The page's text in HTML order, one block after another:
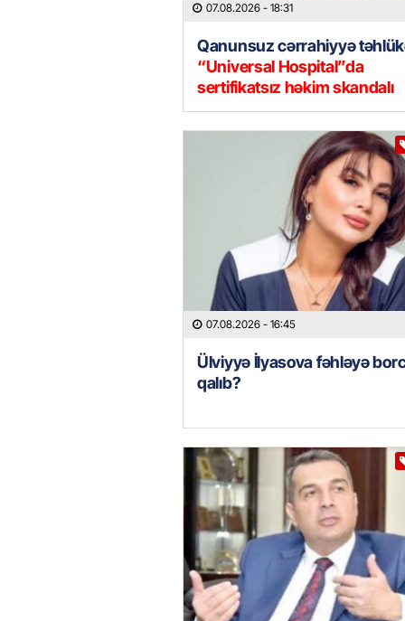
07.08.2026 - 18:31
Qanunsuz cərrahiyyə
“Universal Hospital”da
sertifikatsız həkim skandalı
07.08.2026 - 16:45
Ülviyyə İlyasova fəhləyə
qalıb?